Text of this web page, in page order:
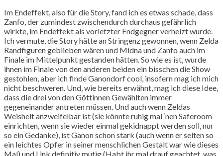
Im Endeffekt, also für die Story, fand ich es etwas schade, dass
Zanfo, der zumindest zwischendurch durchaus gefährlich
wirkte, im Endeffekt als vorletzter Endgegner verheizt wurde.
Ich vermute, die Story hätte an Stringenz gewonnen, wenn Zelda
Randfiguren geblieben wären und Midna und Zanfo auch im
Finale im Mittelpunkt gestanden hätten. So wie es ist, wurde
ihnen im Finale von den anderen beiden ein bisschen die Show
gestohlen, aber ich finde Ganondorf cool, insofern mag ich mich
nicht beschweren. Und, wie bereits erwähnt, mag ich diese Idee,
dass die drei von den Göttinnen Gewählten immer
gegeneinander antreten müssen. Und auch wenn Zeldas
Weisheit anzweifelbar ist (sie könnte ruhig mal ‘nen Saferoom
einrichten, wenn sie wieder einmal gekidnappt werden soll, nur
so ein Gedanke), ist Ganon schon stark (auch wenn er selten so
ein leichtes Opfer in seiner menschlichen Gestalt war wie dieses
Mal) und Link definitiv mutig (Habt ihr mal drauf geachtet, was